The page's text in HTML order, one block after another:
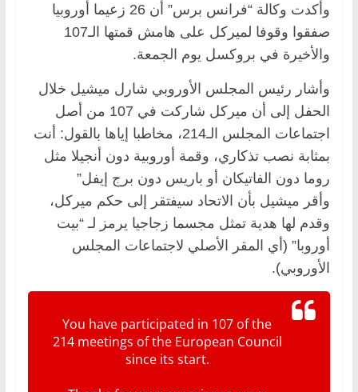
وأكدت وكالة “فرانس برس” أن 26 زعيما أوروبيا
صفقوا وقوفا لميركل على هامش قمتها الـ107
والأخيرة في بروكسل يوم الجمعة.
وأشار رئيس المجلس الأوروبي شارل ميشيل خلال
الحفل إلى أن ميركل شاركت في 107 من أصل
اجتماعات المجلس الـ214، مخاطبا إياها بالقول: أنت
بمثابة نصب تذكاري، وقمة أوروبية دون أنجيلا مثل
روما دون الفاتيكان أو باريس دون برج إيفل”
وأقر ميشيل بأن الاتحاد سيفتقر إلى حكم ميركل،
وقدم لها هدية تمثل مجسما زجاجيا يرمز لـ “بيت
أوروبا” (أي المقر الأصلي لاجتماعات المجلس
الأوروبي).
You have participated in 107 of the
214 meetings of the European Council
since its start.